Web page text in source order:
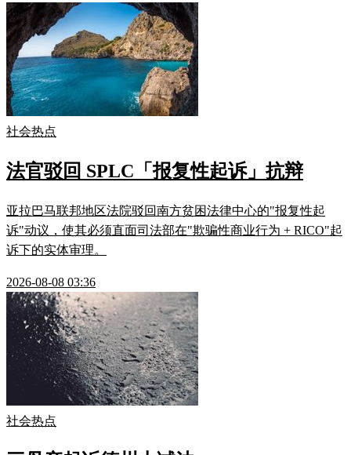
社会热点
法官驳回 SPLC「报复性起诉」抗辩
亚拉巴马联邦地区法院驳回南方贫困法律中心的"报复性起
诉"动议，使其必须直面司法部在"欺骗性商业行为 + RICO"起
诉下的实体审理。
2026-08-08 03:36
社会热点